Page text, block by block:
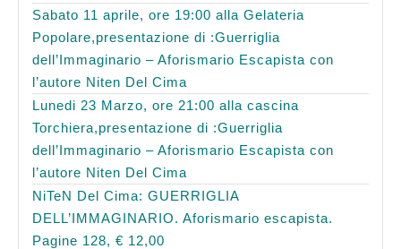
Sabato 11 aprile, ore 19:00 alla Gelateria
Popolare,presentazione di :Guerriglia
dell’Immaginario – Aforismario Escapista con
l’autore Niten Del Cima
Lunedi 23 Marzo, ore 21:00 alla cascina
Torchiera,presentazione di :Guerriglia
dell’Immaginario – Aforismario Escapista con
l’autore Niten Del Cima
NiTeN Del Cima: GUERRIGLIA
DELL’IMMAGINARIO. Aforismario escapista.
Pagine 128, € 12,00